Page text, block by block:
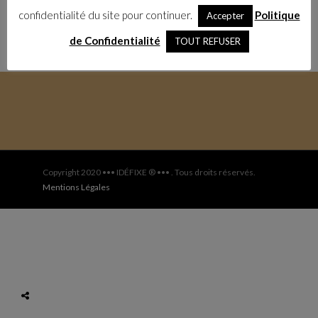
Copyright 2020 ••• IDÉFIXE ® ••• . Tous droits réservés.
Mentions Légales
confidentialité du site pour continuer.
Accepter
Politique
de Confidentialité
TOUT REFUSER